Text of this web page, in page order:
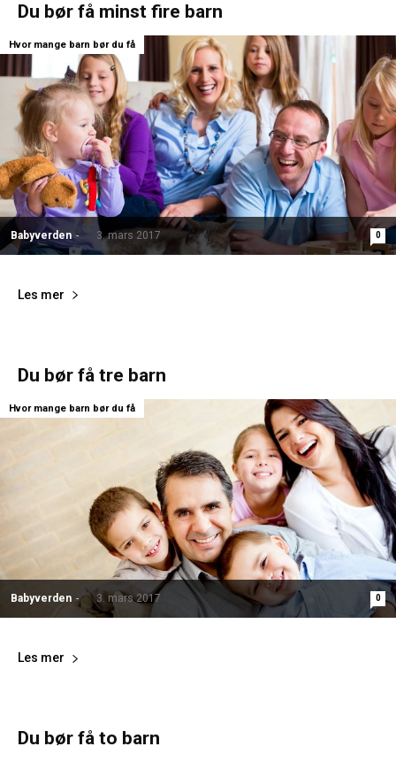
Du bør få minst fire barn
Babyverden - 3. mars 2017 0
Hvor mange barn bør du få
Les mer
Du bør få tre barn
Babyverden - 3. mars 2017 0
Hvor mange barn bør du få
Les mer
Du bør få to barn